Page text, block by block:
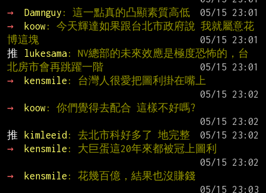
→
Damnguy : 這一點真的凸顯素質高低
→
koow: 今天輝達如果跟台北市政府說 我就屬意花
博這塊
推
lukesama: NV總部的未來效應是極度恐怖的，台
北房市會再跳躍一階
→
kensmile : 台灣人很愛把圖利掛在嘴上
→
koow: 你們覺得去配合 這樣不好嗎?
推
kimleeid : 去北市科好多了 地完整
→
kensmile : 大巨蛋這20年來都被冠上圖利
→
kensmile : 花幾百億，結果也沒賺錢